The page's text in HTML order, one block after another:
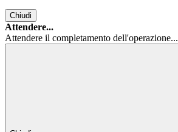
Chiudi
Attendere...
Attendere il completamento dell'operazione...